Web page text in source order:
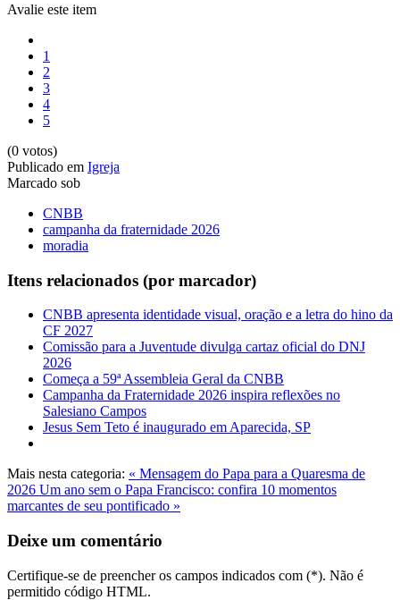
Avalie este item
1
2
3
4
5
(0 votos)
Publicado em Igreja
Marcado sob
CNBB
campanha da fraternidade 2026
moradia
Itens relacionados (por marcador)
CNBB apresenta identidade visual, oração e a letra do hino da
CF 2027
Comissão para a Juventude divulga cartaz oficial do DNJ
2026
Começa a 59ª Assembleia Geral da CNBB
Campanha da Fraternidade 2026 inspira reflexões no
Salesiano Campos
Jesus Sem Teto é inaugurado em Aparecida, SP
Mais nesta categoria: « Mensagem do Papa para a Quaresma de
2026 Um ano sem o Papa Francisco: confira 10 momentos
marcantes de seu pontificado »
Deixe um comentário
Certifique-se de preencher os campos indicados com (*). Não é
permitido código HTML.